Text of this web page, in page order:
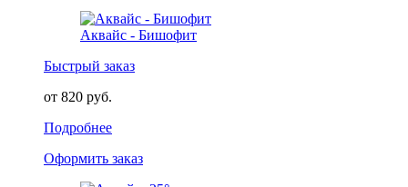
Аквайс - Бишофит
Быстрый заказ
от 820 руб.
Подробнее
Оформить заказ